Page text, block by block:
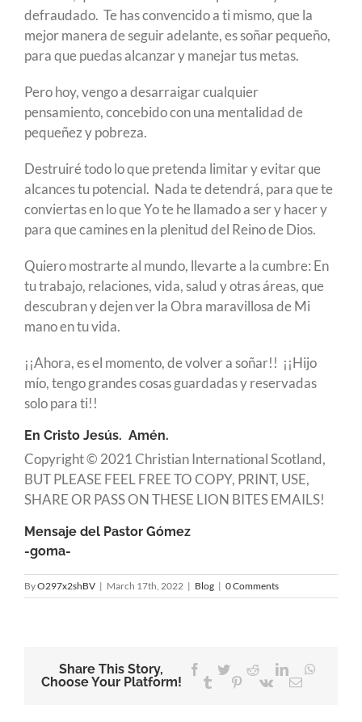
defraudado. Te has convencido a ti mismo, que la
mejor manera de seguir adelante, es soñar pequeño,
para que puedas alcanzar y manejar tus metas.
Pero hoy, vengo a desarraigar cualquier
pensamiento, concebido con una mentalidad de
pequeñez y pobreza.
Destruiré todo lo que pretenda limitar y evitar que
alcances tu potencial. Nada te detendrá, para que te
conviertas en lo que Yo te he llamado a ser y hacer y
para que camines en la plenitud del Reino de Dios.
Quiero mostrarte al mundo, llevarte a la cumbre: En
tu trabajo, relaciones, vida, salud y otras áreas, que
descubran y dejen ver la Obra maravillosa de Mi
mano en tu vida.
¡¡Ahora, es el momento, de volver a soñar!! ¡¡Hijo
mío, tengo grandes cosas guardadas y reservadas
solo para ti!!
En Cristo Jesús. Amén.
Copyright © 2021 Christian International Scotland,
BUT PLEASE FEEL FREE TO COPY, PRINT, USE,
SHARE OR PASS ON THESE LION BITES EMAILS!
Mensaje del Pastor Gómez
-goma-
ByO297x2shBV | March 17th, 2022 | Blog | 0 Comments
Share This Story,
Choose Your Platform!
Facebook
TwitterRedditLinkedIn
Tumblr Pinterest
Vk Email